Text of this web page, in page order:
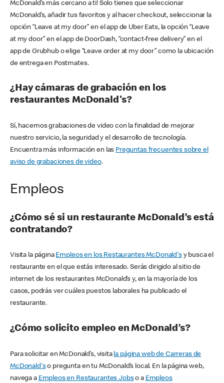
McDonald’s más cercano a ti! Solo tienes que seleccionar
McDonald’s, añadir tus favoritos y al hacer checkout, seleccionar la
opción “Leave at my door” en el app de Uber Eats, la opción “Leave
at my door” en el app de DoorDash, “contact-free delivery” en el
app de Grubhub o elige “Leave order at my door” como la ubicación
de entrega en Postmates.
¿Hay cámaras de grabación en los
restaurantes McDonald's?
Sí, hacemos grabaciones de video con la finalidad de mejorar
nuestro servicio, la seguridad y el desarrollo de tecnología.
Encuentra más información en las Preguntas frecuentes sobre el
aviso de grabaciones de video.
Empleos
¿Cómo sé si un restaurante McDonald’s está
contratando?
Visita la página Empleos en los Restaurantes McDonald'sy busca el
restaurante en el que estás interesado. Serás dirigido al sitio de
internet de los restaurantes McDonald’s y, en la mayoría de los
casos, podrás ver cuáles puestos laborales ha publicado el
restaurante.
¿Cómo solicito empleo en McDonald’s?
Para solicitar en McDonald’s, visita la página web de Carreras de
McDonald'so pregunta en tu McDonald’s local. En la página web,
navega a Empleos en Restaurantes Jobso a Empleos